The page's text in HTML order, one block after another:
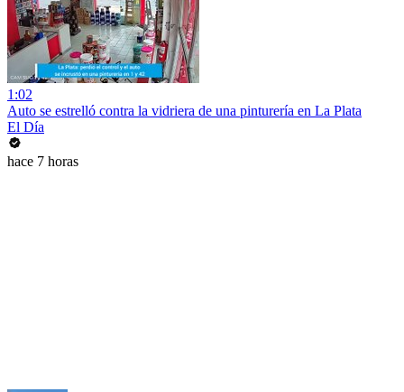
1:02
Auto se estrelló contra la vidriera de una pinturería en La Plata
El Día
hace 7 horas